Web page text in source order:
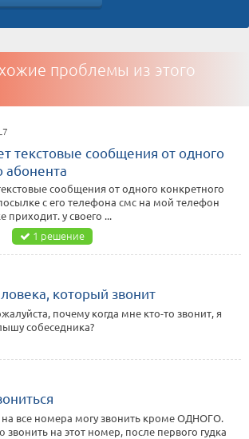
проблемы из этого
текстовые сообщения от одного
абонента
сообщения от одного конкретного
с его телефона смс на мой телефон
приходит. у своего ...
1 решение
который звонит
почему когда мне кто-то звонит, я
собеседника?
на все номера могу звонить кроме ОДНОГО.
звонить на этот номер, после первого гудка